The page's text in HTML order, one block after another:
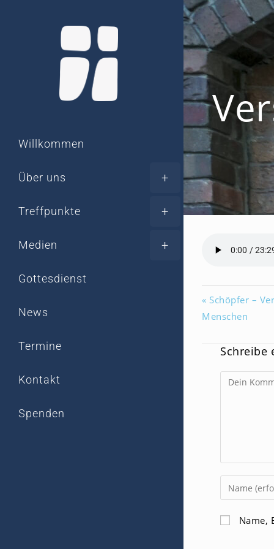
Zum
Inhalt
springen
Willkommen
Über uns
Treffpunkte
Medien
Gottesdienst
News
Termine
Kontakt
Spenden
« Schöpfer –
Menschen
Schreibe
Kommentar
Gib
deinen
Namen
oder
Name,